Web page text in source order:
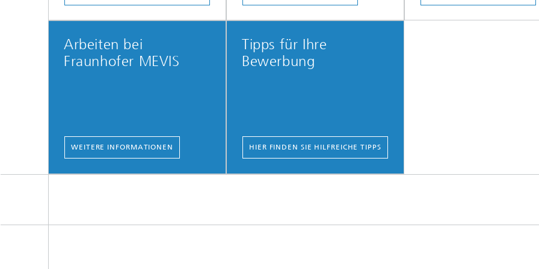
Arbeiten bei
Fraunhofer MEVIS
WEITERE INFORMATIONEN
Tipps für Ihre
Bewerbung
HIER FINDEN SIE HILFREICHE TIPPS